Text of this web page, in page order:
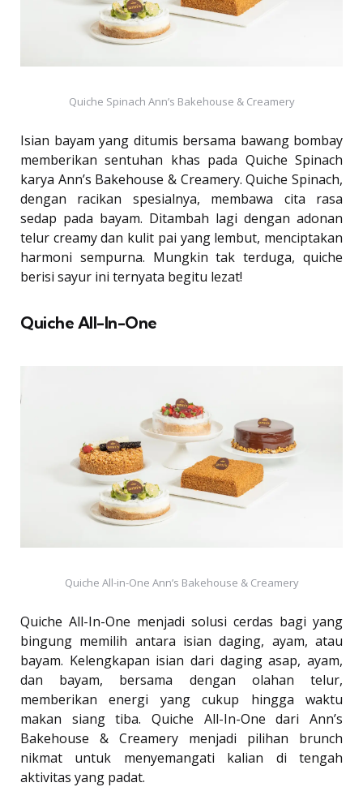
Quiche Spinach Ann’s Bakehouse & Creamery
Isian bayam yang ditumis bersama bawang bombay
memberikan sentuhan khas pada Quiche Spinach
karya Ann’s Bakehouse & Creamery. Quiche Spinach,
dengan racikan spesialnya, membawa cita rasa
sedap pada bayam. Ditambah lagi dengan adonan
telur creamy dan kulit pai yang lembut, menciptakan
harmoni sempurna. Mungkin tak terduga, quiche
berisi sayur ini ternyata begitu lezat!
Quiche All-In-One
Quiche All-in-One Ann’s Bakehouse & Creamery
Quiche All-In-One menjadi solusi cerdas bagi yang
bingung memilih antara isian daging, ayam, atau
bayam. Kelengkapan isian dari daging asap, ayam,
dan bayam, bersama dengan olahan telur,
memberikan energi yang cukup hingga waktu
makan siang tiba. Quiche All-In-One dari Ann’s
Bakehouse & Creamery menjadi pilihan brunch
nikmat untuk menyemangati kalian di tengah
aktivitas yang padat.